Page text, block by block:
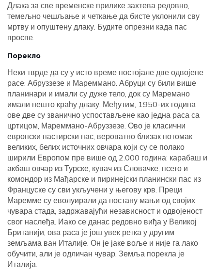
Длака за све временске прилике захтева редовно,
темељно чешљање и четкање да бисте уклонили сву
мртву и опуштену длаку. Будите опрезни када пас
проспе.
Порекло
Неки тврде да су у исто време постојале две одвојене
расе: Абруззезе и Мареммано. Абруци су били више
планинари и имали су дуже тело, док су Маремано
имали нешто краћу длаку. Међутим, 1950-их година
ове две су званично успостављене као једна раса са
цртицом, Мареммано-Абруззезе. Ово је класични
европски пастирски пас, вероватно близак потомак
великих, белих источних овчара који су се полако
ширили Европом пре више од 2.000 година: карабаш и
акбаш овчар из Турске, кувач из Словачке, псето и
комондор из Мађарске и пиринејски планински пас из
Француске су сви укључени у његову крв. Преци
Маремме су еволуирали да постану мањи од својих
чувара стада, задржавајући независност и одвојеност
свог наслеђа. Иако се данас редовно виђа у Великој
Британији, ова раса је још увек ретка у другим
земљама ван Италије. Он је јаке воље и није га лако
обучити, али је одличан чувар. Земља порекла је
Италија.